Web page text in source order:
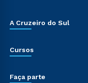
A Cruzeiro do Sul
Cursos
Faça parte